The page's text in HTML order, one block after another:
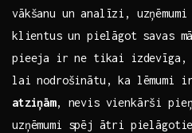
vākšanu un analīzi,
⁢klientus un pielāgot savas
pieeja ir ne tikai izdevīga,
lai‍ nodrošinātu, ka lēmumi
atziņām, nevis vienkārši
uzņēmumi spēj ⁢ātri